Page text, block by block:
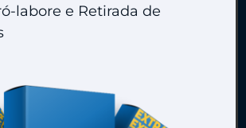
labore e Retirada de